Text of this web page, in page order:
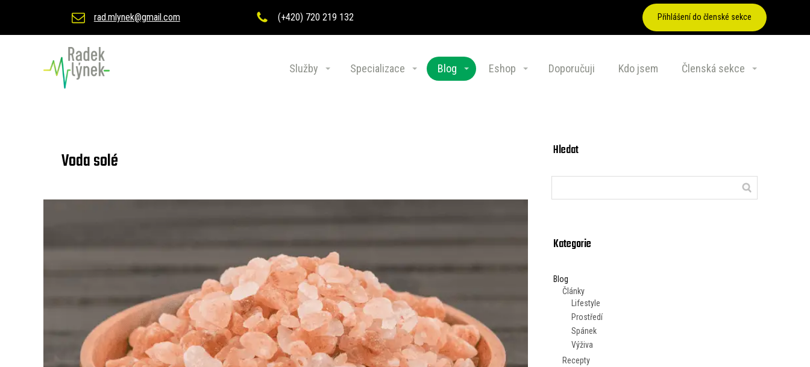
rad.mlynek@gmail.com (+420) 720 219 132 Přihlášení do členské sekce
Služby Specializace Blog Eshop Doporučuji Kdo jsem Členská sekce
Voda solé Hledat
Kategorie
Blog
Články
Lifestyle
Prostředí
Spánek
Výživa
Recepty